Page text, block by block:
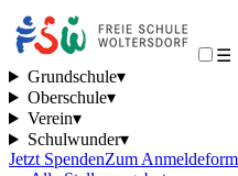
☰
Grundschule▾
Oberschule▾
Verein▾
Schulwunder▾
Jetzt SpendenZum